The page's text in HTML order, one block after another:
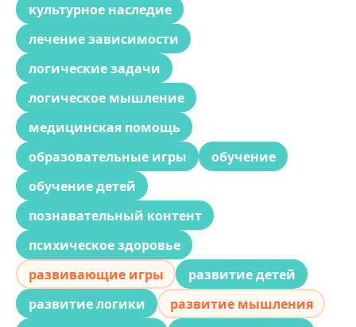
культурное наследие
лечение зависимости
логические задачи
логическое мышление
медицинская помощь
образовательные игры
обучение
обучение детей
познавательный контент
психическое здоровье
развивающие игры
развитие детей
развитие логики
развитие мышления